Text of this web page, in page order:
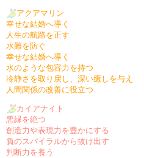
アクアマリン
幸せな結婚へ導く
人生の航路を正す
水難を防ぐ
幸せな結婚へ導く
水のような包容力を持つ
冷静さを取り戻し、深い癒しを与え
人間関係の改善に役立つ
カイアナイト
悪縁を絶つ
創造力や表現力を豊かにする
負のスパイラルから抜け出す
判断力を養う